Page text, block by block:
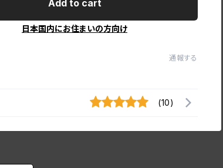
Add to cart
日本国内にお住まいの方向け
通報する
(10)